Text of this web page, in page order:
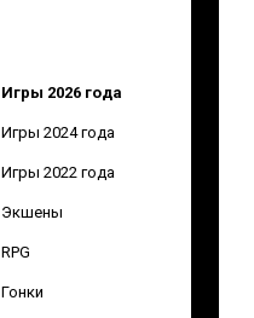
Игры 2026 года
Игры 2024 года
Игры 2022 года
Экшены
RPG
Гонки